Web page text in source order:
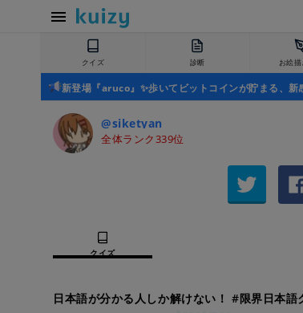
クイズ 診断 お絵
新登場『aruco』✨歩いてビットコインが貯まる、
@siketyan
全体ランク339位
クイズ
日本語が分かる人しか解けない！ #限界日本語